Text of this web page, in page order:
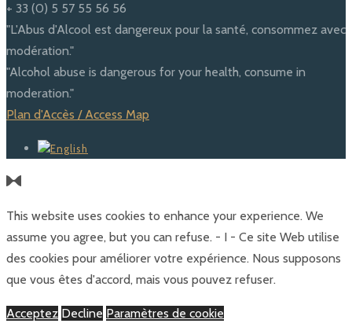
+ 33 (0) 5 57 55 56 56
"L'Abus d'Alcool est dangereux pour la santé, consommez avec
modération."
"Alcohol abuse is dangerous for your health, consume in
moderation."
Plan d'Accès / Access Map
This website uses cookies to enhance your experience. We
assume you agree, but you can refuse. - I - Ce site Web utilise
des cookies pour améliorer votre expérience. Nous supposons
que vous êtes d'accord, mais vous pouvez refuser.
Acceptez Decline Paramètres de cookie